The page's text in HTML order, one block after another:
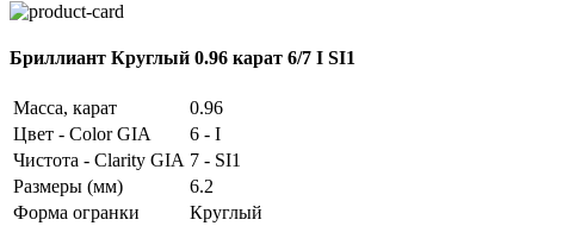
Бриллиант Круглый 0.96 карат 6/7 I SI1
Масса, карат
0.96
Цвет - Color GIA
6 - I
Чистота - Clarity GIA 7 - SI1
Размеры (мм)
6.2
Форма огранки
Круглый